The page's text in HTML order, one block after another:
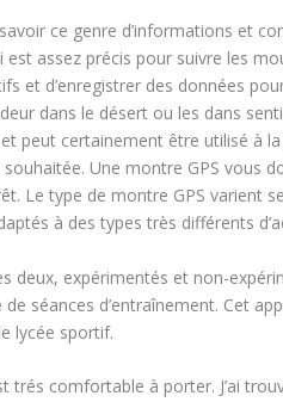
ce genre d’informations et
assez précis pour suivre les
et d’enregistrer des données
dans le désert ou les dans
peut certainement être utilisé à la
Une montre GPS vous
Le type de montre GPS varient
à des types très différents
deux, expérimentés et non-
séances d’entraînement. Cet
lycée sportif.
trés comfortable à porter. J’ai